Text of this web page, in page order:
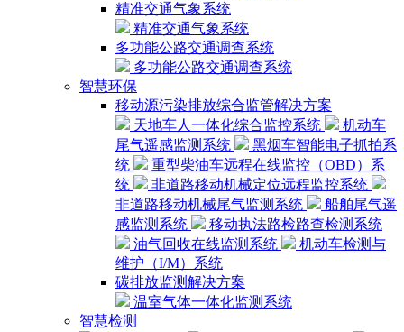
精准交通气象系统
精准交通气象系统
多功能公路交通调查系统
多功能公路交通调查系统
智慧环保
移动源污染排放综合监管解决方案
天地车人一体化综合监控系统
机动车
尾气遥感监测系统
黑烟车智能电子抓拍系
统
重型柴油车远程在线监控（OBD）系
统
非道路移动机械定位远程监控系统
非道路移动机械尾气监测系统
船舶尾气遥
感监测系统
移动执法路检路查检测系统
油气回收在线监测系统
机动车检测与
维护（I/M）系统
碳排放监测解决方案
温室气体一体化监测系统
智慧检测